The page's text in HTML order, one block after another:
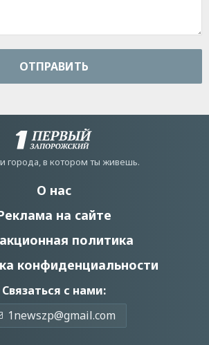
ОТПРАВИТЬ
города, в котором ты живешь.
О нас
на сайте
политика
конфиденциальности
Связаться с нами:
1newszp@gmail.com